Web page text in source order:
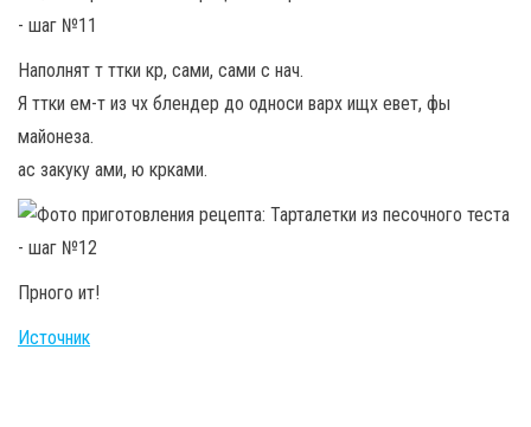
Наполнят т ттки кр, сами, сами с нач.
Я ттки ем-т из чх блендер до односи варх ищх евет, фы
майонеза.
ас закуку ами, ю крками.
Прного ит!
Источник